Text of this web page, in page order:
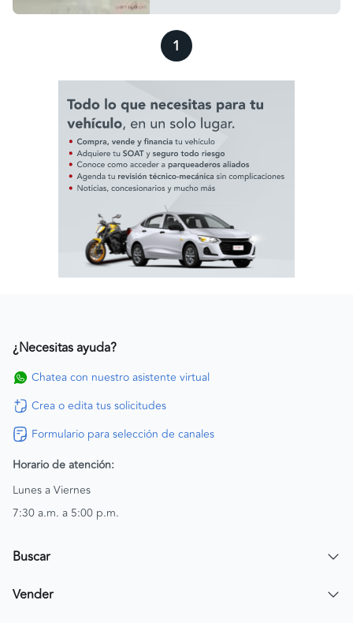
1
¿Necesitas ayuda?
Chatea con nuestro asistente virtual
Crea o edita tus solicitudes
Formulario para selección de canales
Horario de atención:
Lunes a Viernes
7:30 a.m. a 5:00 p.m.
Buscar
Encuentra un carro
Vender